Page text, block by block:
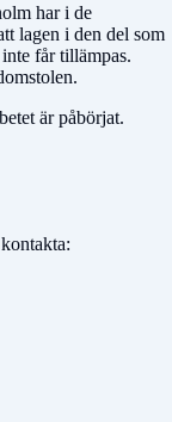
har i de
lagen i den del som
får tillämpas.
är påbörjat.